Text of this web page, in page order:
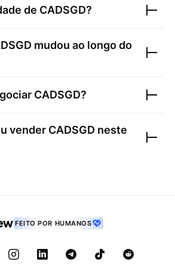
de CADSGD?
mudou ao longo do
CADSGD?
vender CADSGD neste
FEITO POR HUMANOS